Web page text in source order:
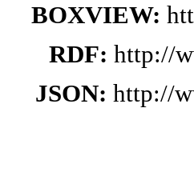
BOXVIEW:
RDF: http://
JSON: http://